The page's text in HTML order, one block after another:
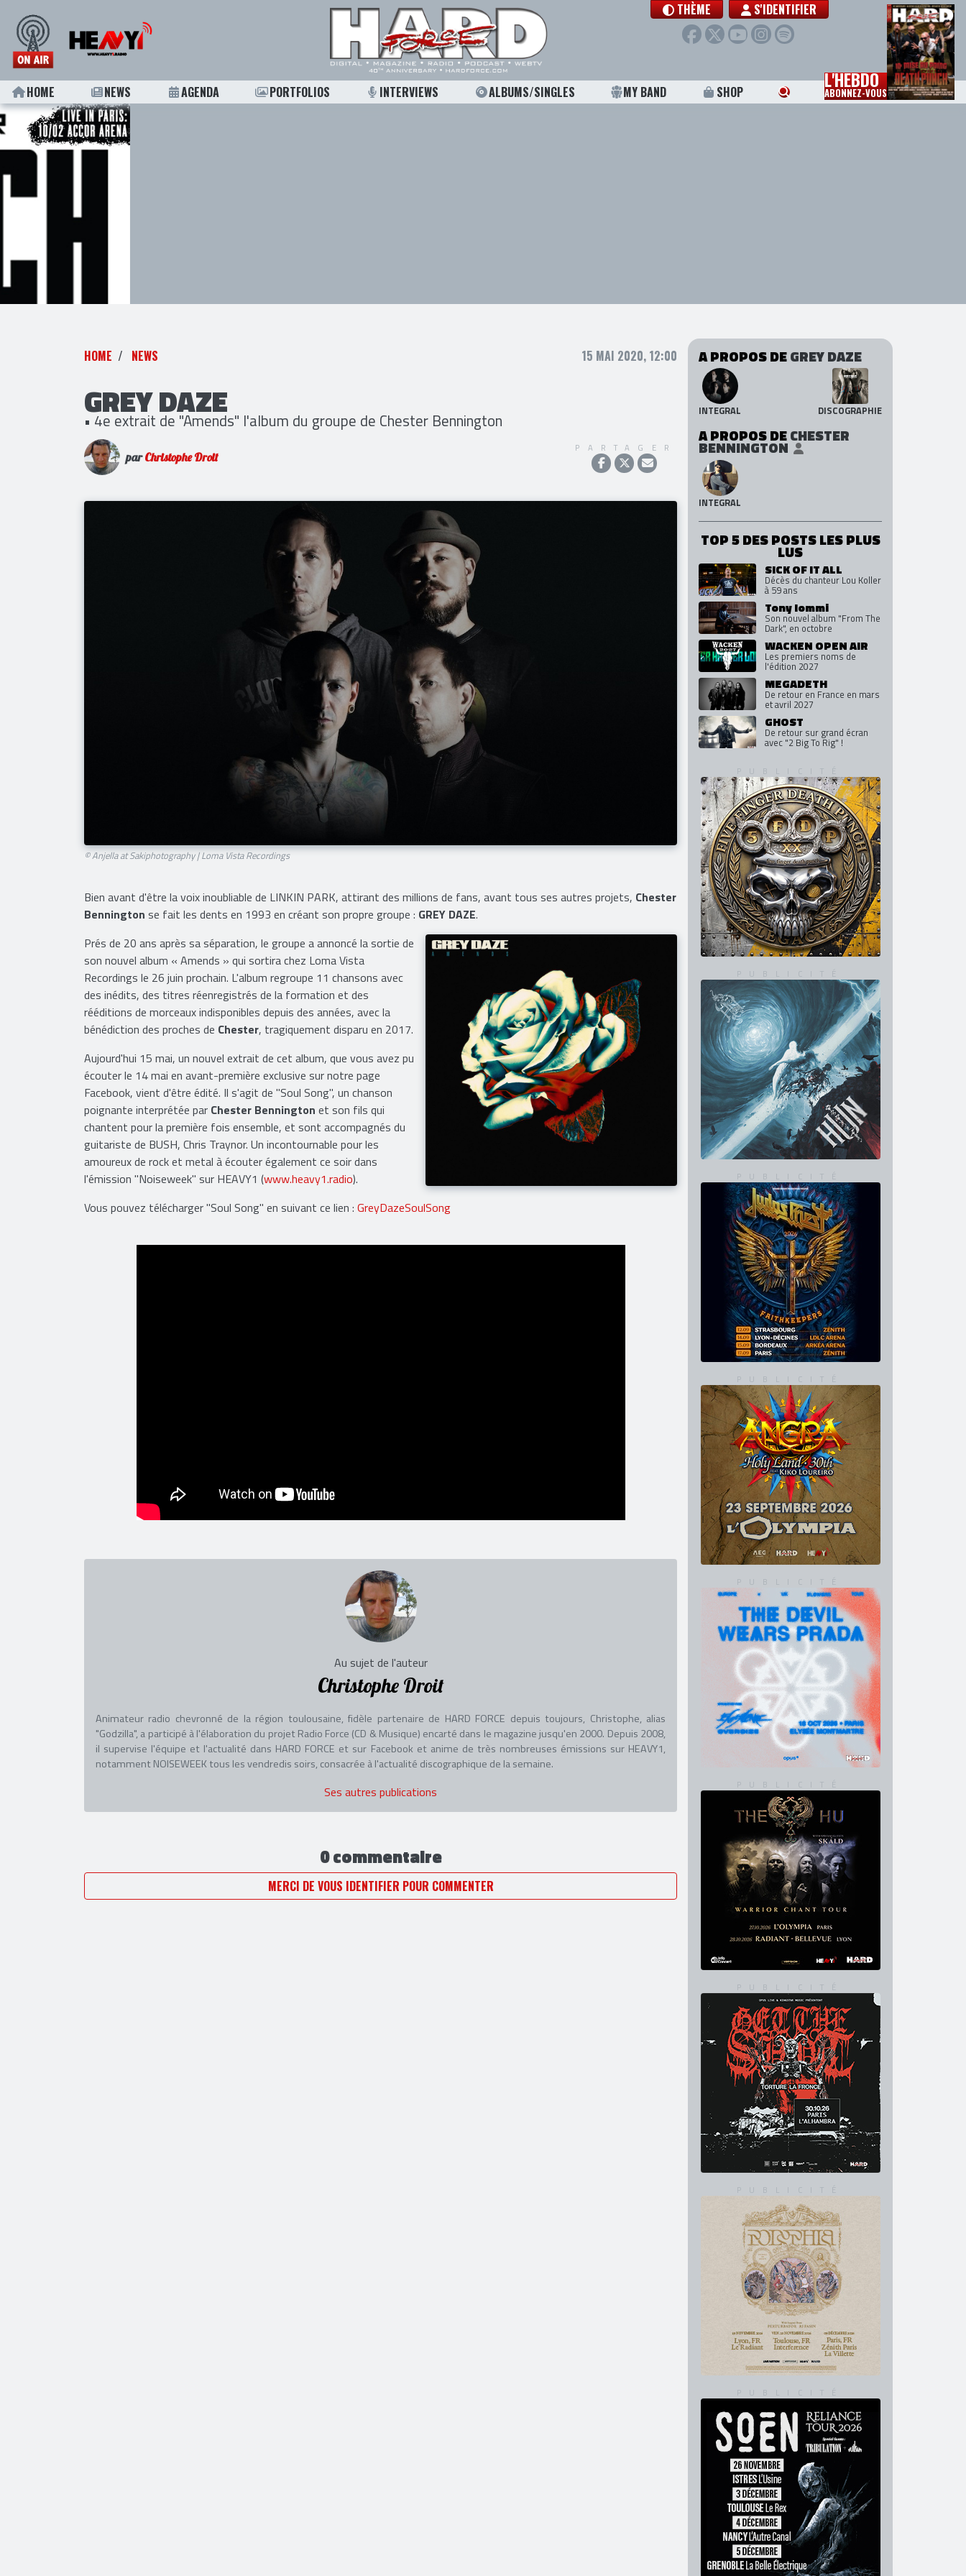
THÈME S'IDENTIFIER
HOME NEWS AGENDA PORTFOLIOS INTERVIEWS ALBUMS/SINGLES MY BAND SHOP L'HEBDO
ABONNEZ-VOUS
HOME NEWS 15 MAI 2020, 12:00
GREY DAZE
• 4e extrait de "Amends" l'album du groupe de Chester Bennington
parChristophe Droit
PARTAGER
© Anjella at Sakiphotography | Loma Vista Recordings
Bien avant d'être la voix inoubliable de LINKIN PARK, attirant des millions de fans, avant tous ses autres projets, Chester
Bennington se fait les dents en 1993 en créant son propre groupe : GREY DAZE.
Prés de 20 ans après sa séparation, le groupe a annoncé la sortie de
son nouvel album « Amends » qui sortira chez Loma Vista
Recordings le 26 juin prochain. L'album regroupe 11 chansons avec
des inédits, des titres réenregistrés de la formation et des
rééditions de morceaux indisponibles depuis des années, avec la
bénédiction des proches de Chester, tragiquement disparu en 2017.
Aujourd'hui 15 mai, un nouvel extrait de cet album, que vous avez pu
écouter le 14 mai en avant-première exclusive sur notre page
Facebook, vient d'être édité. Il s'agit de "Soul Song", un chanson
poignante interprétée par Chester Bennington et son fils qui
chantent pour la première fois ensemble, et sont accompagnés du
guitariste de BUSH, Chris Traynor. Un incontournable pour les
amoureux de rock et metal à écouter également ce soir dans
l'émission "Noiseweek" sur HEAVY1 (www.heavy1.radio).
Vous pouvez télécharger "Soul Song" en suivant ce lien : GreyDazeSoulSong
Au sujet de l'auteur
Christophe Droit
Animateur radio chevronné de la région toulousaine, fidèle partenaire de HARD FORCE depuis toujours, Christophe, alias
"Godzilla", a participé à l'élaboration du projet Radio Force (CD & Musique) encarté dans le magazine jusqu'en 2000. Depuis 2008,
il supervise l'équipe et l'actualité dans HARD FORCE et sur Facebook et anime de très nombreuses émissions sur HEAVY1,
notamment NOISEWEEK tous les vendredis soirs, consacrée à l'actualité discographique de la semaine.
Ses autres publications
0 commentaire
MERCI DE VOUS IDENTIFIER POUR COMMENTER
A PROPOS DEGREY DAZE
INTEGRAL DISCOGRAPHIE
A PROPOS DECHESTER
BENNINGTON
INTEGRAL
TOP 5 DES POSTS LES PLUS
LUS
SICK OF IT ALL
Décès du chanteur Lou Koller
à 59 ans
Tony Iommi
Son nouvel album "From The
Dark", en octobre
WACKEN OPEN AIR
Les premiers noms de
l'édition 2027
MEGADETH
De retour en France en mars
et avril 2027
GHOST
De retour sur grand écran
avec "2 Big To Rig" !